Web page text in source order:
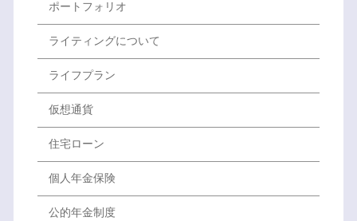
ポートフォリオ
ライティングについて
ライフプラン
仮想通貨
住宅ローン
個人年金保険
公的年金制度